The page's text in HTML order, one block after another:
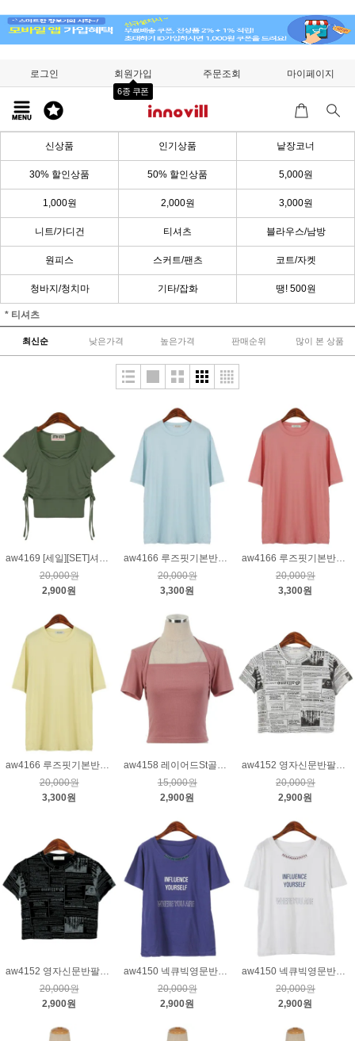
로그인 회원가입
6종 쿠폰
주문조회 마이페이지
신상품 인기상품 낱장코너
30% 할인상품 50% 할인상품 5,000원
1,000원 2,000원 3,000원
니트/가디건 티셔츠 블라우스/남방
원피스 스커트/팬츠 코트/자켓
청바지/청치마 기타/잡화 땡! 500원
* 티셔츠
최신순 낮은가격 높은가격 판매순위 많이 본 상품
aw4169 [세일][SET]셔링반팔티&나시티_카키
20,000원
2,900원
aw4166 루즈핏기본반팔티_하늘
20,000원
3,300원
aw4166 루즈핏기본반팔티_핑크
20,000원
3,300원
20,000원
3,300원
15,000원
2,900원
20,000원
2,900원
aw4152 영자신문반팔티_블랙
20,000원
2,900원
aw4150 넥큐빅영문반팔티_퍼플
20,000원
2,900원
aw4150 넥큐빅영문반팔티_크림
20,000원
2,900원